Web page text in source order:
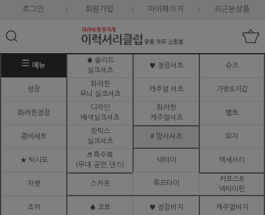
로그인 회원가입 마이페이지 최근본상품
메뉴
♠ 솔리드
실크셔츠
♥ 정장셔츠 슈즈
정장
화려한
무늬 실크셔츠
캐주얼 셔츠 가방&지갑
화려한정장
디자인
배색실크셔츠
화려한
캐주얼셔츠
벨트
콤비세트
핫픽스
실크셔츠
# 망사셔츠 모자
★ 턱시도
♬ 특수복
(무대.공연,댄스)
넥타이 액세서리
자켓 스카프 루프타이
커프스&
넥타이핀
조끼 ♠ 코트 ♥ 정장바지 캐주얼바지